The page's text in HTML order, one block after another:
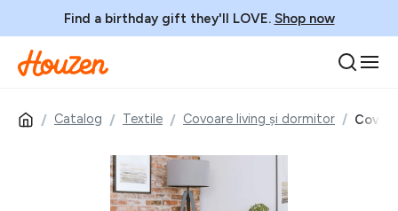
Find a birthday gift they'll LOVE. Shop now
Catalog Textile Covoare living și dormitor